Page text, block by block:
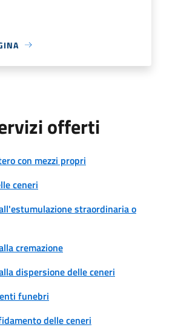
offerti
con mezzi propri
ceneri
straordinaria o
cremazione
dispersione delle ceneri
funebri
delle ceneri